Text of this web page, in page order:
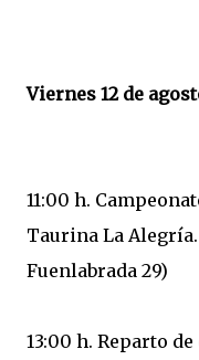
Viernes 12 de
11:00 h.
Taurina La
Fuenlabrada 29)
13:00 h. Reparto